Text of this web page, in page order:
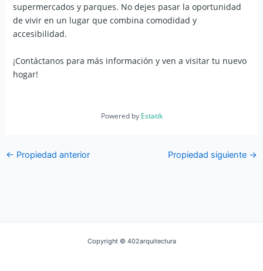
supermercados y parques. No dejes pasar la oportunidad
de vivir en un lugar que combina comodidad y
accesibilidad.
¡Contáctanos para más información y ven a visitar tu nuevo
hogar!
Powered by Estatik
← Propiedad anterior Propiedad siguiente →
Copyright © 402arquitectura